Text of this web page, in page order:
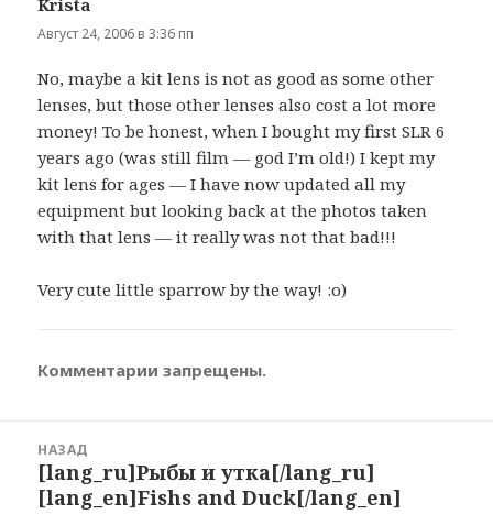
Август 24, 2006 в 3:36 пп
No, maybe a kit lens is not as good as some other
lenses, but those other lenses also cost a lot more
money! To be honest, when I bought my first SLR 6
years ago (was still film — god I’m old!) I kept my
kit lens for ages — I have now updated all my
equipment but looking back at the photos taken
with that lens — it really was not that bad!!!
Very cute little sparrow by the way! :o)
Комментарии запрещены.
записям
НАЗАД
Предыдущая
запись:
[lang_ru]Рыбы и утка[/lang_ru]
[lang_en]Fishs and Duck[/lang_en]